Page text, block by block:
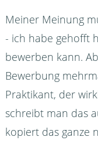
Meiner Meinung
- ich habe gehofft
bewerben kann.
Bewerbung
Praktikant, der
schreibt man das
kopiert das ganze